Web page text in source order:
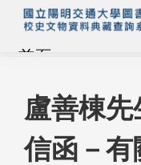
首頁
藏品查詢
校史館簡介
盧善棟
信函－有